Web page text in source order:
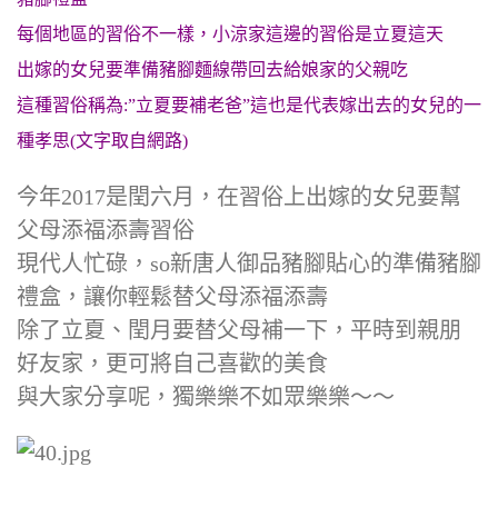
每個地區的習俗不一樣，小涼家這邊的習俗是立夏這天
出嫁的女兒要準備豬腳麵線帶回去給娘家的父親吃
這種習俗稱為:”立夏要補老爸”這也是代表嫁出去的女兒的一
種孝思(文字取自網路)
今年2017是閏六月，在習俗上出嫁的女兒要幫
父母添福添壽習俗
現代人忙碌，so新唐人御品豬腳貼心的準備豬腳
禮盒，讓你輕鬆替父母添福添壽
除了立夏、閏月要替父母補一下，平時到親朋
好友家，更可將自己喜歡的美食
與大家分享呢，獨樂樂不如眾樂樂～～